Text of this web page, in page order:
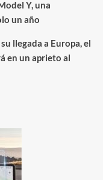
Y, una
un año
llegada a Europa, el
en un aprieto al